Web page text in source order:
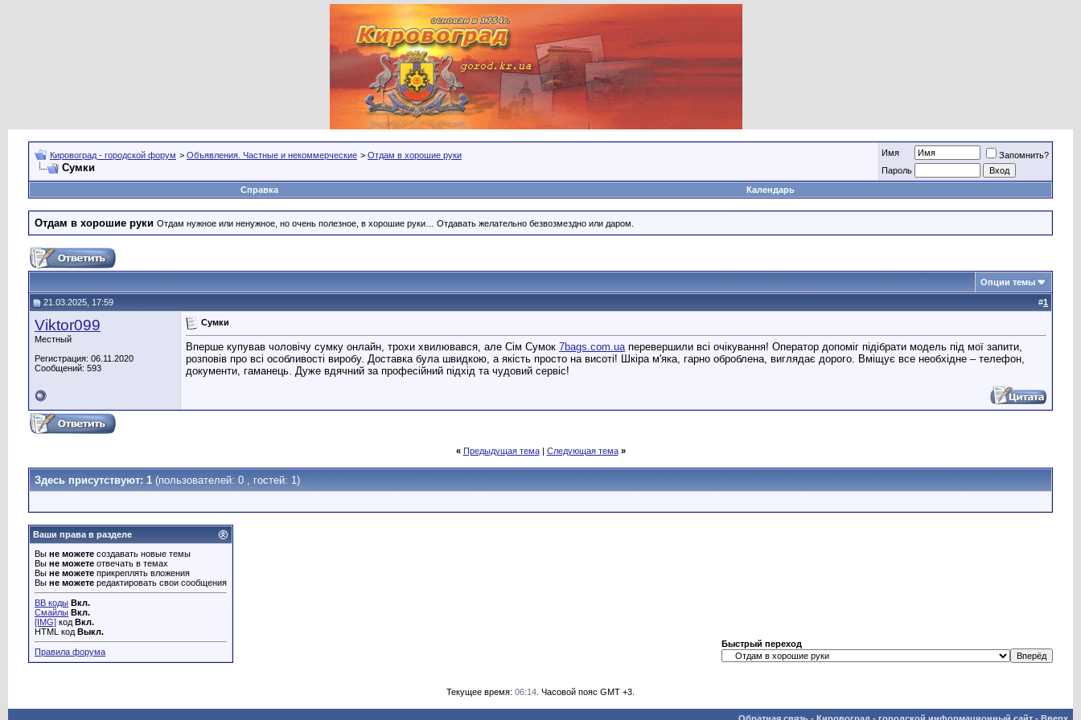
Кировоград - городской форум > Объявления. Частные и некоммерческие > Отдам в хорошие руки
Сумки
Имя
Запомнить?
Пароль
Справка
Календарь
Отдам в хорошие руки Отдам нужное или ненужное, но очень полезное, в хорошие руки… Отдавать желательно безвозмездно или даром.
Опции темы
21.03.2025, 17:59 #1
Viktor099
Местный
Регистрация: 06.11.2020
Сообщений: 593
Сумки
Вперше купував чоловічу сумку онлайн, трохи хвилювався, але Сім Сумок 7bags.com.uaперевершили всі очікування! Оператор допоміг підібрати модель під мої запити,
розповів про всі особливості виробу. Доставка була швидкою, а якість просто на висоті! Шкіра м'яка, гарно оброблена, виглядає дорого. Вміщує все необхідне – телефон,
документи, гаманець. Дуже вдячний за професійний підхід та чудовий сервіс!
« Предыдущая тема| Следующая тема »
Здесь присутствуют: 1 (пользователей: 0 , гостей: 1)
Ваши права в разделе
Вы не можете создавать новые темы
Вы не можете отвечать в темах
Вы не можете прикреплять вложения
Вы не можете редактировать свои сообщения
BB коды Вкл.
Смайлы Вкл.
[IMG] код Вкл.
HTML код Выкл.
Правила форума
Быстрый переход
Текущее время: 06:14 . Часовой пояс GMT +3.